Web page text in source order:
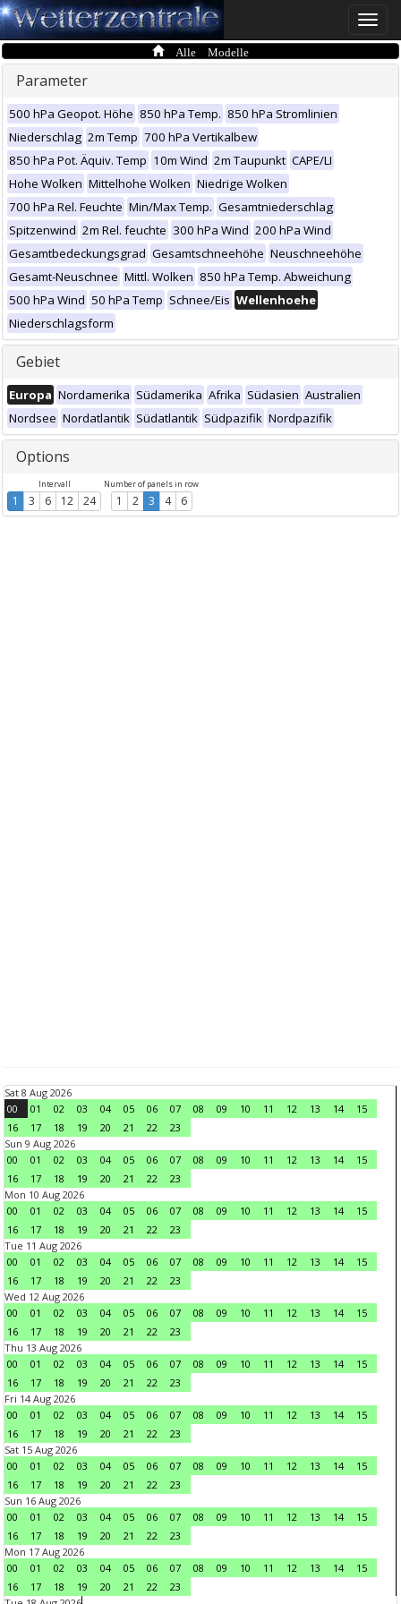
Toggle
Alle Modelle
Parameter
500 hPa Geopot. Höhe 850 hPa Temp. 850 hPa Stromlinien
Niederschlag 2m Temp 700 hPa Vertikalbew
850 hPa Pot. Äquiv. Temp 10m Wind 2m Taupunkt CAPE/LI
Hohe Wolken Mittelhohe Wolken Niedrige Wolken
700 hPa Rel. Feuchte Min/Max Temp. Gesamtniederschlag
Spitzenwind 2m Rel. feuchte 300 hPa Wind 200 hPa Wind
Gesamtbedeckungsgrad Gesamtschneehöhe Neuschneehöhe
Gesamt-Neuschnee Mittl. Wolken 850 hPa Temp. Abweichung
500 hPa Wind 50 hPa Temp Schnee/Eis Wellenhoehe
Niederschlagsform
Gebiet
Europa Nordamerika Südamerika Afrika Südasien Australien
Nordsee Nordatlantik Südatlantik Südpazifik Nordpazifik
Options
Intervall
1 3 6 12 24
Number of panels in row
1 2 3 4 6
Sat 8 Aug 2026
00
01 02 03 04 05 06 07 08 09 10 11 12 13 14
15
16
17 18 19 20 21 22
23
Sun 9 Aug 2026
00
01 02 03 04 05 06 07 08 09 10 11 12 13 14
15
16
17 18 19 20 21 22
23
Mon 10 Aug 2026
00
01 02 03 04 05 06 07 08 09 10 11 12 13 14
15
16
17 18 19 20 21 22
23
Tue 11 Aug 2026
00
01 02 03 04 05 06 07 08 09 10 11 12 13 14
15
16
17 18 19 20 21 22
23
Wed 12 Aug 2026
00
01 02 03 04 05 06 07 08 09 10 11 12 13 14
15
16
17 18 19 20 21 22
23
Thu 13 Aug 2026
00
01 02 03 04 05 06 07 08 09 10 11 12 13 14
15
16
17 18 19 20 21 22
23
Fri 14 Aug 2026
00
01 02 03 04 05 06 07 08 09 10 11 12 13 14
15
16
17 18 19 20 21 22
23
Sat 15 Aug 2026
00
01 02 03 04 05 06 07 08 09 10 11 12 13 14
15
16
17 18 19 20 21 22
23
Sun 16 Aug 2026
00
01 02 03 04 05 06 07 08 09 10 11 12 13 14
15
16
17 18 19 20 21 22
23
Mon 17 Aug 2026
00
01 02 03 04 05 06 07 08 09 10 11 12 13 14
15
16
17 18 19 20 21 22
23